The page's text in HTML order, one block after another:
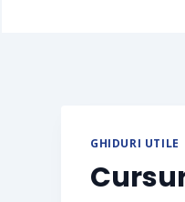
GHIDURI UTILE